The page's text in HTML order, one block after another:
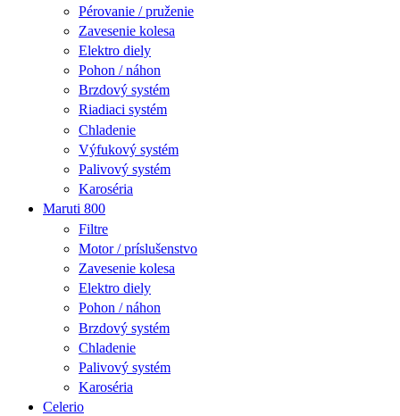
Pérovanie / pruženie
Zavesenie kolesa
Elektro diely
Pohon / náhon
Brzdový systém
Riadiaci systém
Chladenie
Výfukový systém
Palivový systém
Karoséria
Maruti 800
Filtre
Motor / príslušenstvo
Zavesenie kolesa
Elektro diely
Pohon / náhon
Brzdový systém
Chladenie
Palivový systém
Karoséria
Celerio